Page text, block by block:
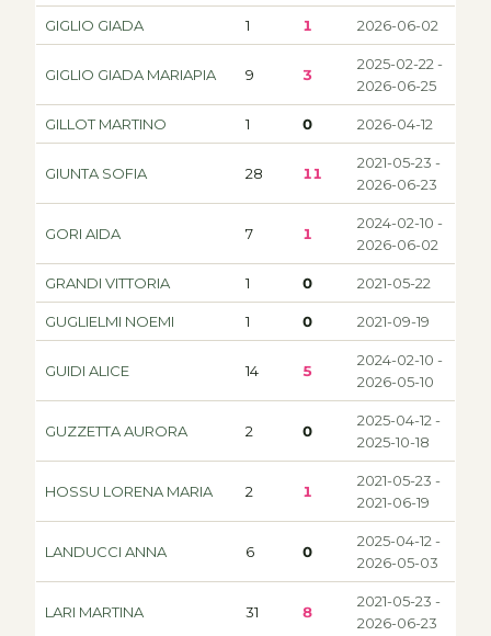
GIGLIO GIADA 1 1 2026-06-02
GIGLIO GIADA MARIAPIA 9 3
2025-02-22 -
2026-06-25
GILLOT MARTINO 1 0 2026-04-12
GIUNTA SOFIA 28 11
2021-05-23 -
2026-06-23
GORI AIDA 7 1
2024-02-10 -
2026-06-02
GRANDI VITTORIA 1 0 2021-05-22
GUGLIELMI NOEMI 1 0 2021-09-19
GUIDI ALICE 14 5
2024-02-10 -
2026-05-10
GUZZETTA AURORA 2 0
2025-04-12 -
2025-10-18
HOSSU LORENA MARIA 2 1
2021-05-23 -
2021-06-19
LANDUCCI ANNA 6 0
2025-04-12 -
2026-05-03
LARI MARTINA 31 8
2021-05-23 -
2026-06-23